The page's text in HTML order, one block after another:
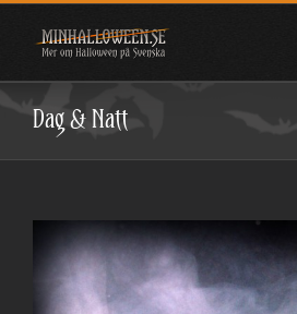
Fortsätt
innehållet
Dag & Natt